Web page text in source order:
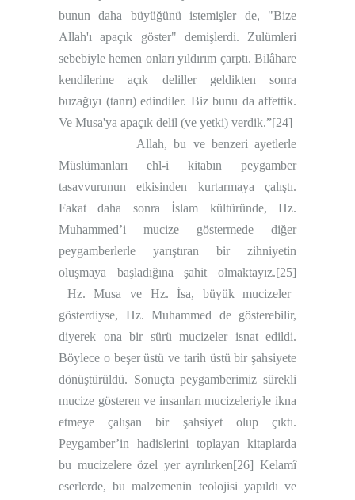
bunun daha büyüğünü istemişler de, "Bize
Allah'ı apaçık göster" demişlerdi. Zulümleri
sebebiyle hemen onları yıldırım çarptı. Bilâhare
kendilerine açık deliller geldikten sonra
buzağıyı (tanrı) edindiler. Biz bunu da affettik.
Ve Musa'ya apaçık delil (ve yetki) verdik.”[24]
Allah, bu ve benzeri ayetlerle
Müslümanları ehl-i kitabın peygamber
tasavvurunun etkisinden kurtarmaya çalıştı.
Fakat daha sonra İslam kültüründe, Hz.
Muhammed’i mucize göstermede diğer
peygamberlerle yarıştıran bir zihniyetin
oluşmaya başladığına şahit olmaktayız.[25]
Hz. Musa ve Hz. İsa, büyük mucizeler
gösterdiyse, Hz. Muhammed de gösterebilir,
diyerek ona bir sürü mucizeler isnat edildi.
Böylece o beşer üstü ve tarih üstü bir şahsiyete
dönüştürüldü. Sonuçta peygamberimiz sürekli
mucize gösteren ve insanları mucizeleriyle ikna
etmeye çalışan bir şahsiyet olup çıktı.
Peygamber’in hadislerini toplayan kitaplarda
bu mucizelere özel yer ayrılırken[26] Kelamî
eserlerde, bu malzemenin teolojisi yapıldı ve